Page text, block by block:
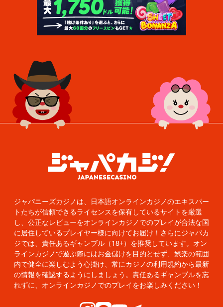
ジャパニーズカジノは、日本語オンラインカジノのエキスパー
トたちが信頼できるライセンスを保有しているサイトを厳選
し、公正なレビューをオンラインカジノでのプレイが合法な国
に居住しているプレイヤー様に向けてお届け！さらにジャパカ
ジでは、責任あるギャンブル（18+）を推奨しています。オン
ラインカジノで遊ぶ際にはお金儲けを目的とせず、娯楽の範囲
内で健全に楽しむよう心掛け、常にカジノの利用規約から最新
の情報を確認するようにしましょう。責任あるギャンブルを忘
れずに、オンラインカジノでのプレイをお楽しみください！